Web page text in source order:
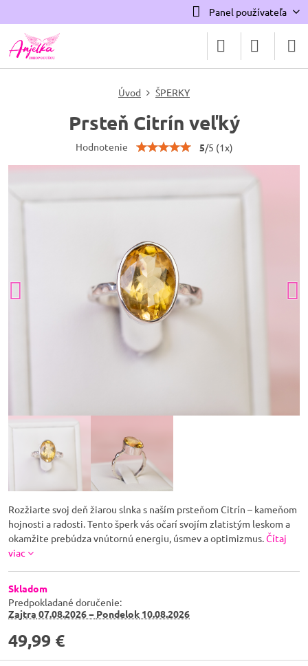
Panel používateľa
Úvod ŠPERKY
Prsteň Citrín veľký
Hodnotenie 5/5 (1x)
Rozžiarte svoj deň žiarou slnka s naším prsteňom Citrín – kameňom
hojnosti a radosti. Tento šperk vás očarí svojím zlatistým leskom a
okamžite prebúdza vnútornú energiu, úsmev a optimizmus.Čítaj
viac
Skladom
Predpokladané doručenie:
Zajtra 07.08.2026 − Pondelok 10.08.2026
49,99 €